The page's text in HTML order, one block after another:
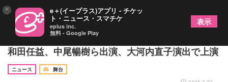
三島由紀夫作品の朗読公演が決定 朝海ひかる、多
和田任益、中尾暢樹ら出演、大河内直子演出で上演
ニュース
舞台
× e＋(イープラス)アプリ - チケッ
ト・ニュース・スマチケ
eplus inc.
無料 - Google Play
表示